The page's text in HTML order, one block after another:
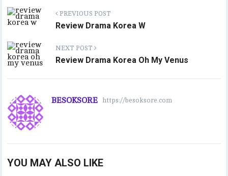
PREVIOUS POST
Review Drama Korea W
NEXT POST
Review Drama Korea Oh My Venus
BESOKSORE https://besoksore.com
YOU MAY ALSO LIKE